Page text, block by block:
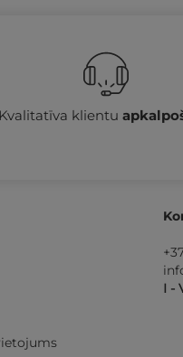
Kvalitatīva klientu
I -